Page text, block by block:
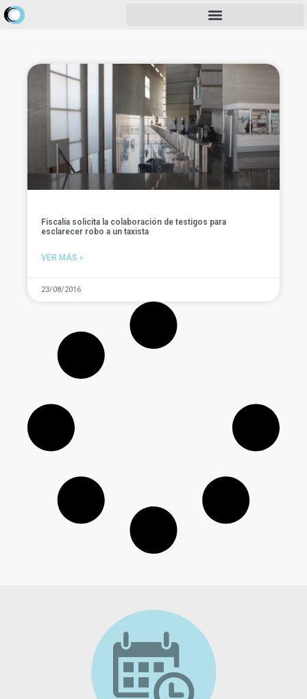
Fiscalía solicita la colaboración de testigos para
esclarecer robo a un taxista
VER MÁS »
23/08/2016